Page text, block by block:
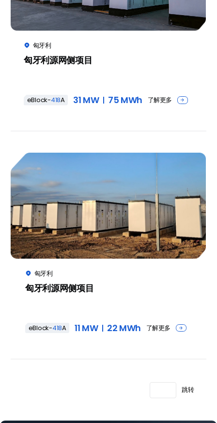
 匈牙利
匈牙利源网侧项目
eBlock-418A 31 MW 75 MWh 了解更多 
 匈牙利
匈牙利源网侧项目
eBlock-418A 11 MW 22 MWh 了解更多 
跳转